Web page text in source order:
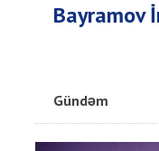
Bayramov
Gündəm